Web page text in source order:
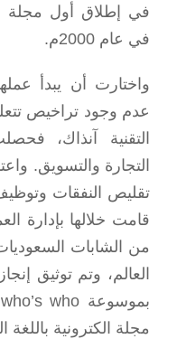
في إطلاق أول مجلة
في عام 2000م.
واختارت أن يبدأ
عدم وجود تراخيص
التقنية آنذاك،
التجارة والتسويق.
قامت خلالها بإدارة
من الشابات
العالم، وتم توثيق
مجلة الكترونية